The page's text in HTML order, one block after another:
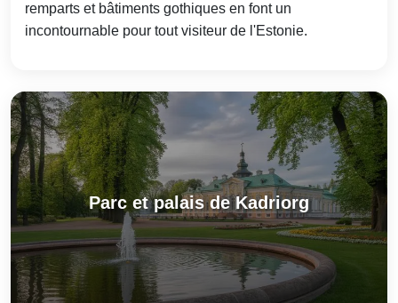
remparts et bâtiments gothiques en font un
incontournable pour tout visiteur de l'Estonie.
Parc et palais de Kadriorg